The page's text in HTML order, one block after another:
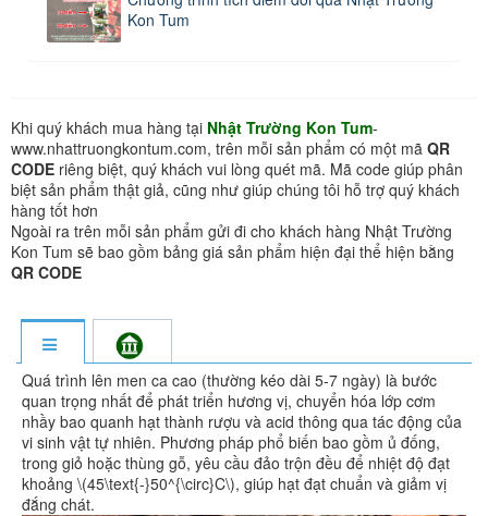
Kon Tum
Khi quý khách mua hàng tại Nhật Trường Kon Tum-
www.nhattruongkontum.com, trên mỗi sản phẩm có một mã QR
CODE riêng biệt, quý khách vui lòng quét mã. Mã code giúp phân
biệt sản phẩm thật giả, cũng như giúp chúng tôi hỗ trợ quý khách
hàng tốt hơn
Ngoài ra trên mỗi sản phẩm gửi đi cho khách hàng Nhật Trường
Kon Tum sẽ bao gồm bảng giá sản phẩm hiện đại thể hiện bằng
QR CODE
Quá trình lên men ca cao (thường kéo dài 5-7 ngày) là bước
quan trọng nhất để phát triển hương vị, chuyển hóa lớp cơm
nhầy bao quanh hạt thành rượu và acid thông qua tác động của
vi sinh vật tự nhiên. Phương pháp phổ biến bao gồm ủ đống,
trong giỏ hoặc thùng gỗ, yêu cầu đảo trộn đều để nhiệt độ đạt
khoảng \(45\text{-}50^{\circ}C\), giúp hạt đạt chuẩn và giảm vị
đắng chát.